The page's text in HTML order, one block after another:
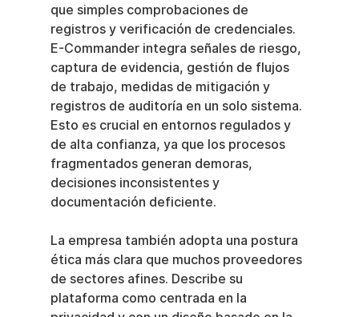
que simples comprobaciones de
registros y verificación de credenciales.
E-Commander integra señales de riesgo,
captura de evidencia, gestión de flujos
de trabajo, medidas de mitigación y
registros de auditoría en un solo sistema.
Esto es crucial en entornos regulados y
de alta confianza, ya que los procesos
fragmentados generan demoras,
decisiones inconsistentes y
documentación deficiente.
La empresa también adopta una postura
ética más clara que muchos proveedores
de sectores afines. Describe su
plataforma como centrada en la